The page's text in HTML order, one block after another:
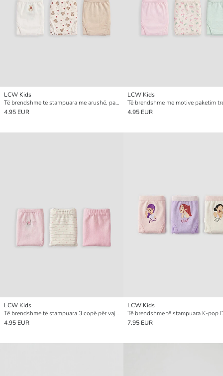
LCW Kids
Të brendshme të stampuara me arushë, paketë me 3 copë, për vajza
4.95 EUR
LCW Kids
4.95 EUR
LCW Kids
Të brendshme të stampuara 3 copë për vajza
4.95 EUR
LCW Kids
7.95 EUR